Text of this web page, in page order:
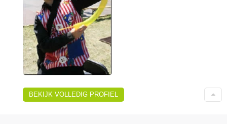
BEKIJK VOLLEDIG PROFIEL